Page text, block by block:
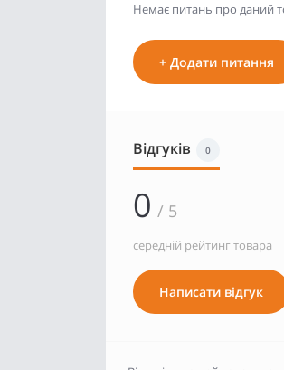
Немає питань про даний
+ Додати питання
Відгуків 0
0 / 5
середній рейтинг товара
Написати відгук